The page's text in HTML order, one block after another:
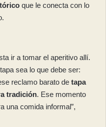
que le conecta con lo
ir a tomar el aperitivo allí.
sea lo que debe ser:
reclamo barato de tapa
tradición. Ese momento
una comida informal”,